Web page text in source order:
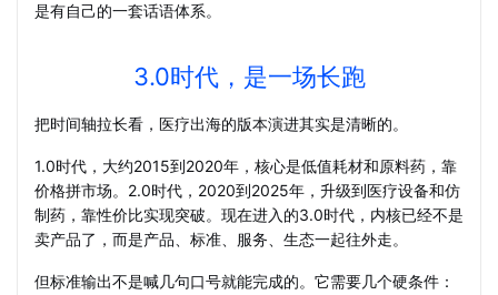
是有自己的一套话语体系。
3.0时代，是一场长跑
把时间轴拉长看，医疗出海的版本演进其实是清晰的。
1.0时代，大约2015到2020年，核心是低值耗材和原料药，靠
价格拼市场。2.0时代，2020到2025年，升级到医疗设备和仿
制药，靠性价比实现突破。现在进入的3.0时代，内核已经不是
卖产品了，而是产品、标准、服务、生态一起往外走。
但标准输出不是喊几句口号就能完成的。它需要几个硬条件：